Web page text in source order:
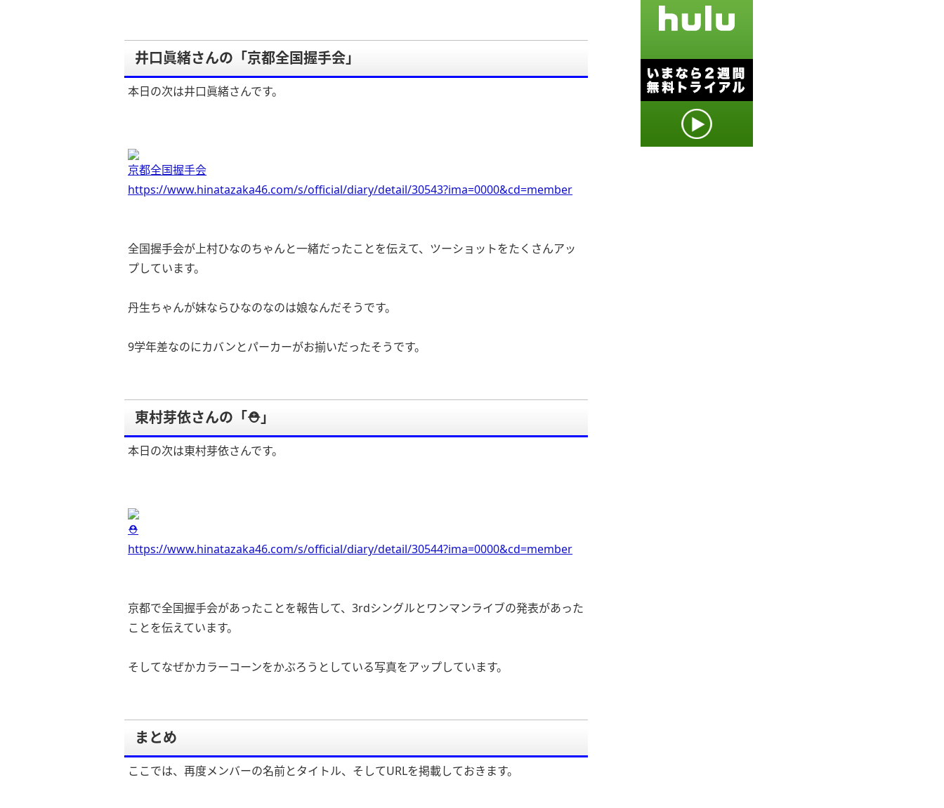
井口眞緒さんの「京都全国握手会」
本日の次は井口眞緒さんです。
京都全国握手会
https://www.hinatazaka46.com/s/official/diary/detail/30543?ima=0000&cd=member
全国握手会が上村ひなのちゃんと一緒だったことを伝えて、ツーショットをたくさんアッ
プしています。
丹生ちゃんが妹ならひなのなのは娘なんだそうです。
9学年差なのにカバンとパーカーがお揃いだったそうです。
東村芽依さんの「⛑」
本日の次は東村芽依さんです。
⛑
https://www.hinatazaka46.com/s/official/diary/detail/30544?ima=0000&cd=member
京都で全国握手会があったことを報告して、3rdシングルとワンマンライブの発表があった
ことを伝えています。
そしてなぜかカラーコーンをかぶろうとしている写真をアップしています。
まとめ
ここでは、再度メンバーの名前とタイトル、そしてURLを掲載しておきます。